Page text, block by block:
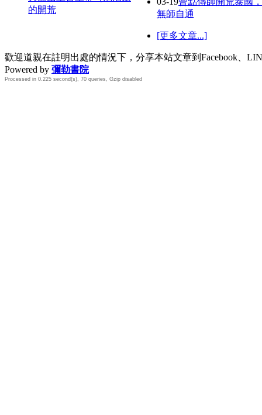
的開荒
無師自通
[更多文章...]
歡迎道親在註明出處的情況下，分享本站文章到Facebook、
Powered by 彌勒書院
Processed in 0.225 second(s), 70 queries, Gzip disabled